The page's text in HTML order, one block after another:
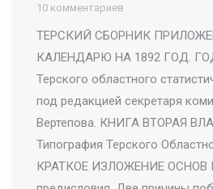
10 комментариев
ТЕРСКИЙ СБОРНИК
КАЛЕНДАРЮ НА 1892 ГОД.
Терского областного
под редакцией секретаря
Вертепова. КНИГА ВТОРАЯ
Типография Терского
КРАТКОЕ ИЗЛОЖЕНИЕ ОСНОВ